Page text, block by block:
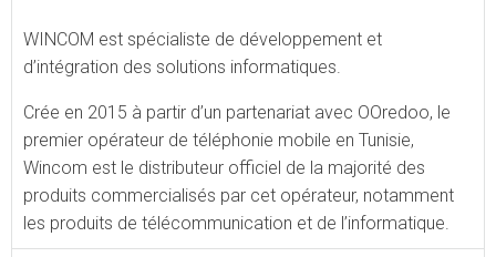
WINCOM est spécialiste de développement et
d’intégration des solutions informatiques.
Crée en 2015 à partir d’un partenariat avec OOredoo, le
premier opérateur de téléphonie mobile en Tunisie,
Wincom est le distributeur officiel de la majorité des
produits commercialisés par cet opérateur, notamment
les produits de télécommunication et de l’informatique.